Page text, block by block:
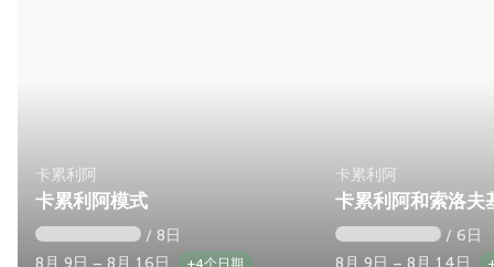
卡累利阿
卡累利阿模式
/ 8日
8月 9日 – 8月 16日
+4个日期
卡累利阿
卡累利阿和索洛夫
/ 6日
8月 9日 – 8月 14日